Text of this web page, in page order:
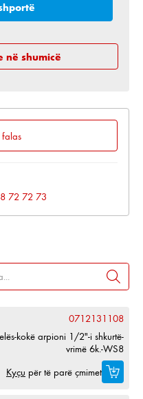
në shumicë
falas
72 72 73
0712131108
kokë arpioni 1/2"-i shkurtë-
vrimë 6k.-WS8
Kyçu për të parë çmimet